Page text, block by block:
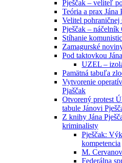
Pješčak – veliteľ
Teória a prax Jána
Velitel pohraničnej
Pješčak –
Stíhanie
Zamagurské
Pod taktovkou
UZEL –
Pamätná tabuľa
Vytvorenie
Pjaščak
Otvorený protest
tabule Jánovi
Z knihy Jána
kriminalisty
Pješčak:
kompetencia
M.
Federálna